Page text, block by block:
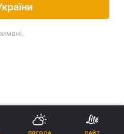
ПОГОДА ЛАЙТ